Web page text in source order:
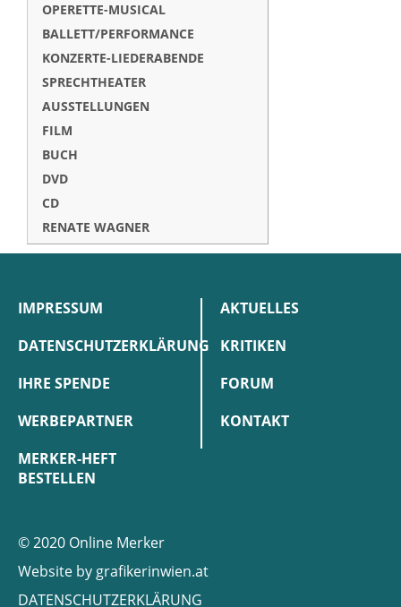
OPERETTE-MUSICAL
BALLETT/PERFORMANCE
KONZERTE-LIEDERABENDE
SPRECHTHEATER
AUSSTELLUNGEN
FILM
BUCH
DVD
CD
RENATE WAGNER
IMPRESSUM
DATENSCHUTZERKLÄRUNG
IHRE SPENDE
WERBEPARTNER
MERKER-HEFT
BESTELLEN
AKTUELLES
KRITIKEN
FORUM
KONTAKT
© 2020 Online Merker
Website by grafikerinwien.at
DATENSCHUTZERKLÄRUNG